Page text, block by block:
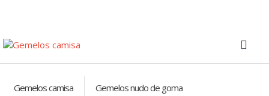
Gemelos camisa Gemelos nudo de goma